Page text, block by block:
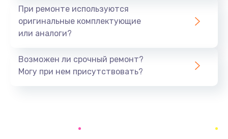
Замена батарейки BIOS
Заказать
При ремонте используются
оригинальные комплектующие
или аналоги?
Возможен ли срочный ремонт?
Могу при нем присутствовать?